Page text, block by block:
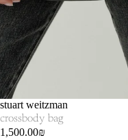
SOLD OUT
stuart weitzman
crossbody bag
1,500.00₪